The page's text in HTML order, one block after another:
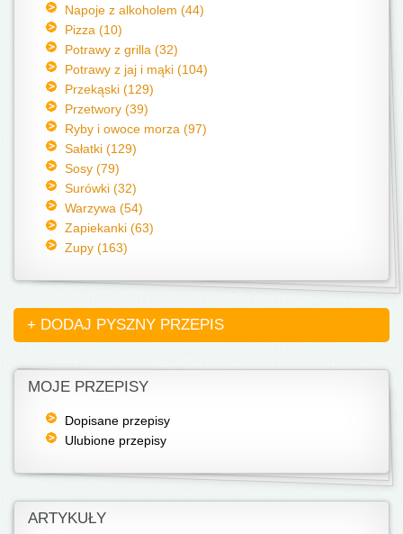
Napoje z alkoholem (44)
Pizza (10)
Potrawy z grilla (32)
Potrawy z jaj i mąki (104)
Przekąski (129)
Przetwory (39)
Ryby i owoce morza (97)
Sałatki (129)
Sosy (79)
Surówki (32)
Warzywa (54)
Zapiekanki (63)
Zupy (163)
+ DODAJ PYSZNY PRZEPIS
MOJE PRZEPISY
Dopisane przepisy
Ulubione przepisy
ARTYKUŁY